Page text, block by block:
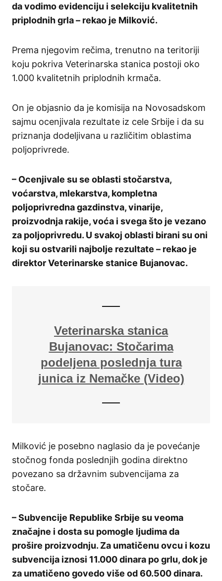
da vodimo evidenciju i selekciju kvalitetnih
priplodnih grla – rekao je Milković.
Prema njegovim rečima, trenutno na teritoriji
koju pokriva Veterinarska stanica postoji oko
1.000 kvalitetnih priplodnih krmača.
On je objasnio da je komisija na Novosadskom
sajmu ocenjivala rezultate iz cele Srbije i da su
priznanja dodeljivana u različitim oblastima
poljoprivrede.
– Ocenjivale su se oblasti stočarstva,
voćarstva, mlekarstva, kompletna
poljoprivredna gazdinstva, vinarije,
proizvodnja rakije, voća i svega što je vezano
za poljoprivredu. U svakoj oblasti birani su oni
koji su ostvarili najbolje rezultate – rekao je
direktor Veterinarske stanice Bujanovac.
Veterinarska stanica
Bujanovac: Stočarima
podeljena poslednja tura
junica iz Nemačke (Video)
Milković je posebno naglasio da je povećanje
stočnog fonda poslednjih godina direktno
povezano sa državnim subvencijama za
stočare.
– Subvencije Republike Srbije su veoma
značajne i dosta su pomogle ljudima da
prošire proizvodnju. Za umatičenu ovcu i kozu
subvencija iznosi 11.000 dinara po grlu, dok je
za umatičeno govedo više od 60.500 dinara.